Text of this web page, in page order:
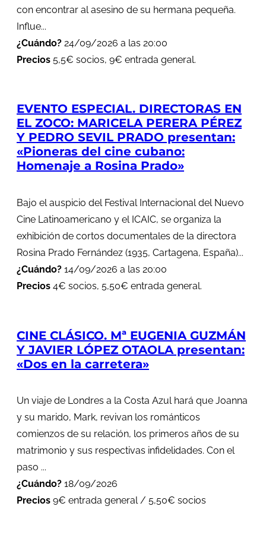
con encontrar al asesino de su hermana pequeña.
Influe...
¿Cuándo? 24/09/2026 a las 20:00
Precios 5,5€ socios, 9€ entrada general.
EVENTO ESPECIAL. DIRECTORAS EN
EL ZOCO: MARICELA PERERA PÉREZ
Y PEDRO SEVIL PRADO presentan:
«Pioneras del cine cubano:
Homenaje a Rosina Prado»
Bajo el auspicio del Festival Internacional del Nuevo
Cine Latinoamericano y el ICAIC, se organiza la
exhibición de cortos documentales de la directora
Rosina Prado Fernández (1935, Cartagena, España)...
¿Cuándo? 14/09/2026 a las 20:00
Precios 4€ socios, 5,50€ entrada general.
CINE CLÁSICO. Mª EUGENIA GUZMÁN
Y JAVIER LÓPEZ OTAOLA presentan:
«Dos en la carretera»
Un viaje de Londres a la Costa Azul hará que Joanna
y su marido, Mark, revivan los románticos
comienzos de su relación, los primeros años de su
matrimonio y sus respectivas infidelidades. Con el
paso ...
¿Cuándo? 18/09/2026
Precios 9€ entrada general / 5,50€ socios